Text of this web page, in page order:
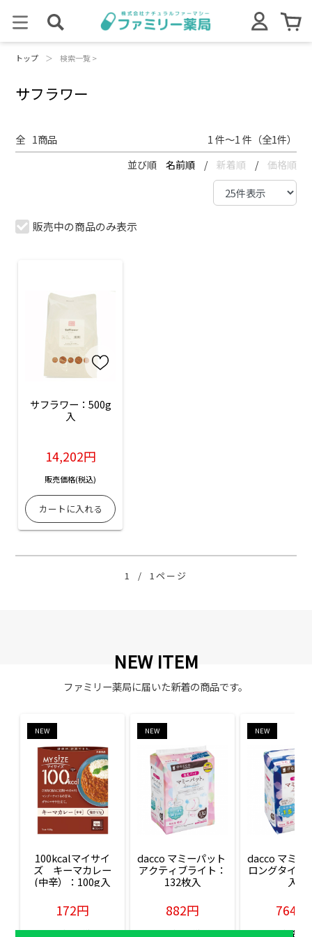
トップ ＞ 検索一覧 >
サフラワー
全 1商品 1 件～1 件（全1件）
並び順 名前順 / 新着順 / 価格順
販売中の商品のみ表示
サフラワー：500g
入
14,202円
販売価格(税込)
1 / 1ページ
NEW ITEM
ファミリー薬局に届いた新着の商品です。
NEW
100kcalマイサイ
ズ　キーマカレー
(中辛）：100g入
172円
販売価格(税込)
NEW
dacco マミーパット
アクティブライト：
132枚入
882円
販売価格(税込)
NEW
dacco マミー
ロングタイム
入
764円
販売価格(税